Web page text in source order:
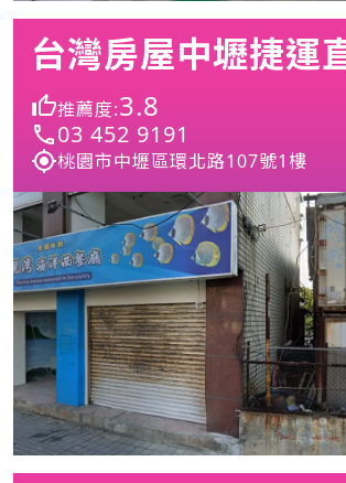
台灣房屋中壢捷運
推薦度:3.8
03 452 9191
桃園市中壢區環北路107號1樓